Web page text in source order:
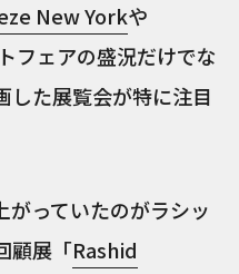
New Yorkや
フェアの盛況だけでな
した展覧会が特に注目
がっていたのがラシッ
顧展「Rashid